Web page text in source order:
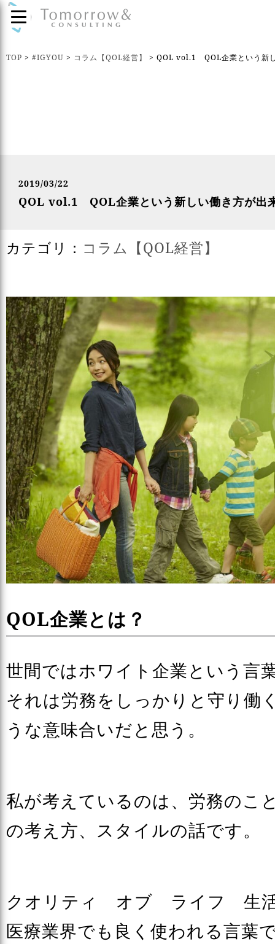
TOP > #IGYOU > コラム【QOL経営】 > QOL vol.1 QOL企業という新
2019/03/22
QOL vol.1 QOL企業という新しい働き方が出
カテゴリ： コラム【QOL経営】
QOL企業とは？
世間ではホワイト企業という言
それは労務をしっかりと守り働
うな意味合いだと思う。
私が考えているのは、労務のこ
の考え方、スタイルの話です。
クオリティ オブ ライフ 生
医療業界でも良く使われる言葉